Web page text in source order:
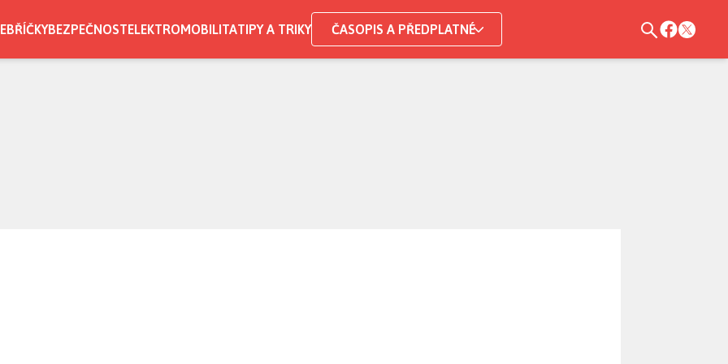
BEZPEČNOSTELEKTROMOBILITATIPY A TRIKY ČASOPIS A PŘEDPLATNÉ